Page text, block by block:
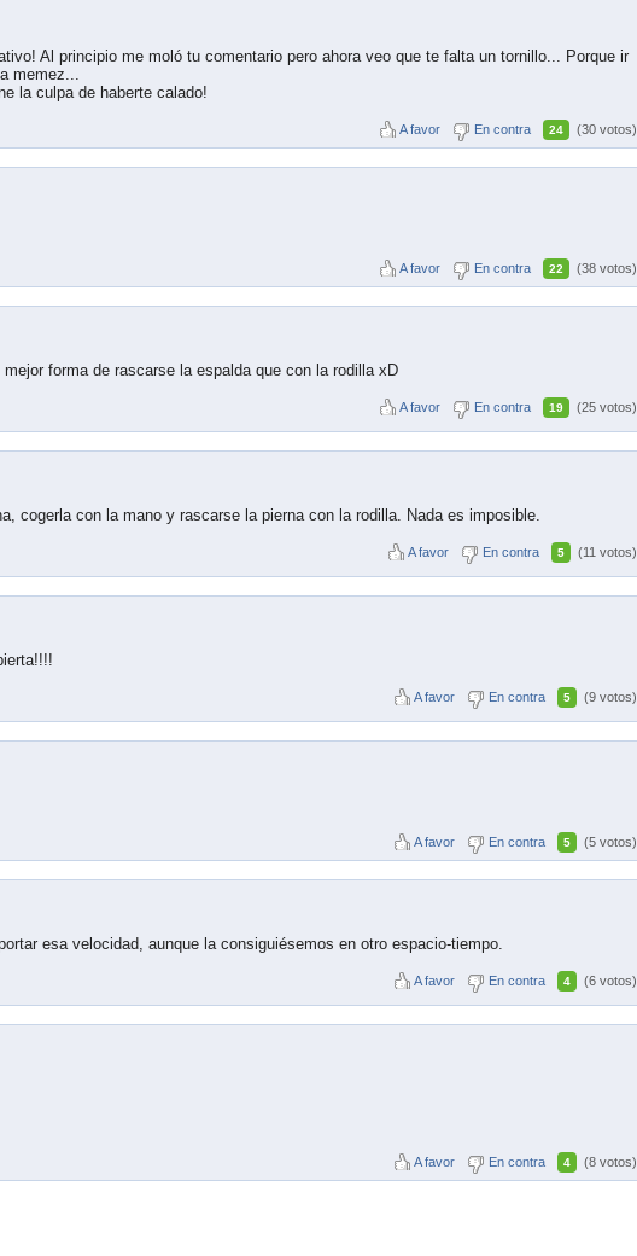
Al principio me moló tu comentario pero ahora veo que te falta un tornillo... Porque ir
memez...
la culpa de haberte calado!
A favor En contra 24 (30 votos)
A favor En contra 22 (38 votos)
forma de rascarse la espalda que con la rodilla xD
A favor En contra 19 (25 votos)
cogerla con la mano y rascarse la pierna con la rodilla. Nada es imposible.
A favor En contra 5 (11 votos)
A favor En contra 5 (9 votos)
A favor En contra 5 (5 votos)
esa velocidad, aunque la consiguiésemos en otro espacio-tiempo.
A favor En contra 4 (6 votos)
A favor En contra 4 (8 votos)